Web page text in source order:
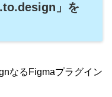
」を
なるFigmaプラグイン